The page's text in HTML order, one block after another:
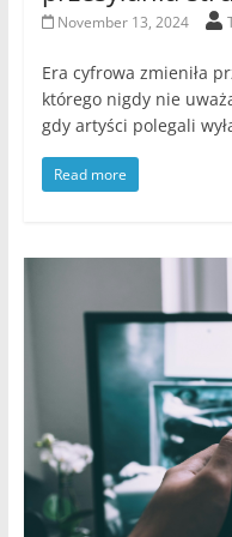
November 13, 2024
Era cyfrowa zmieniła
którego nigdy nie
gdy artyści polegali
Read more